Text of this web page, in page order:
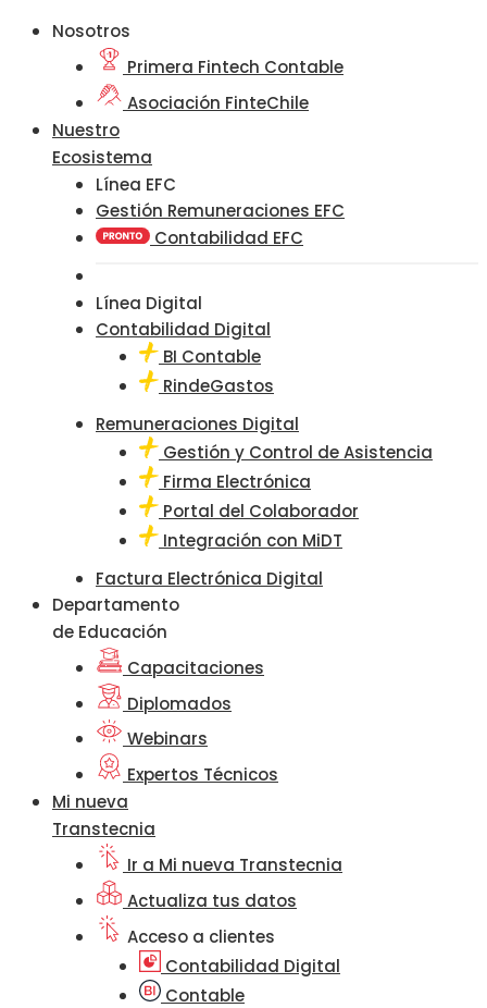
Nosotros
Primera Fintech Contable
Asociación FinteChile
Nuestro
Ecosistema
Línea EFC
Gestión Remuneraciones EFC
Contabilidad EFC
Línea Digital
Contabilidad Digital
BI Contable
RindeGastos
Remuneraciones Digital
Gestión y Control de Asistencia
Firma Electrónica
Portal del Colaborador
Integración con MiDT
Factura Electrónica Digital
Departamento
de Educación
Capacitaciones
Diplomados
Webinars
Expertos Técnicos
Mi nueva
Transtecnia
Ir a Mi nueva Transtecnia
Actualiza tus datos
Acceso a clientes
Contabilidad Digital
Contable